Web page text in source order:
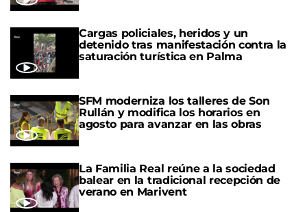
Cargas policiales, heridos y un
detenido tras manifestación contra la
saturación turística en Palma
SFM moderniza los talleres de Son
Rullán y modifica los horarios en
agosto para avanzar en las obras
La Familia Real reúne a la sociedad
balear en la tradicional recepción de
verano en Marivent